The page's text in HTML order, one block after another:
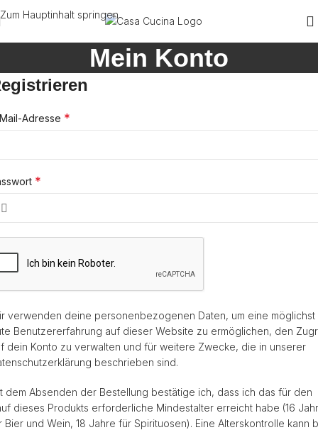
Zum Hauptinhalt springen
Mein Konto
Adresse *
*
verwenden deine personenbezogenen Daten, um eine möglichst
Benutzererfahrung auf dieser Website zu ermöglichen, den
dein Konto zu verwalten und für weitere Zwecke, die in unserer
beschrieben sind.
dem Absenden der Bestellung bestätige ich, dass ich das für den
dieses Produkts erforderliche Mindestalter erreicht habe (16
Bier und Wein, 18 Jahre für Spirituosen). Eine Alterskontrolle kann